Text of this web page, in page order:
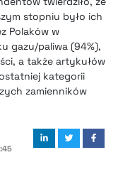
stopniu było ich
Polaków w
gazu/paliwa (94%),
a także artykułów
kategorii
zamienników